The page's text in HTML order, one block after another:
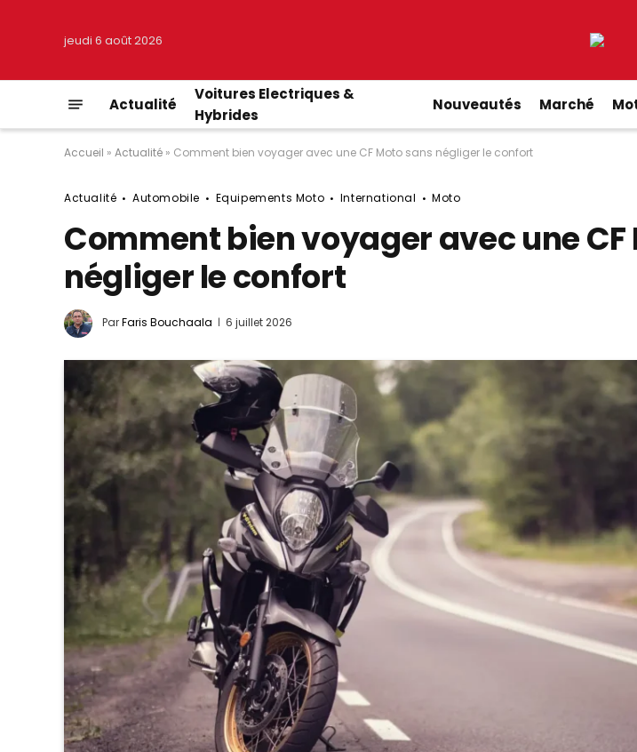
jeudi 6 août 2026
Actualité
Voitures Electriques &
Hybrides
Nouveautés Marché
Accueil » Actualité » Comment bien voyager avec une CF Moto sans négliger le confort
Actualité Automobile Equipements Moto International Moto
Comment bien voyager avec une CF
négliger le confort
ParFaris Bouchaala 6 juillet 2026
© DR/pixabay